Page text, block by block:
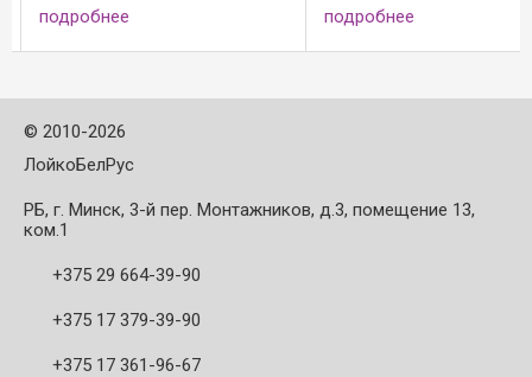
подробнее
пазов в массивной
подробнее
© 2010-2026
ЛойкоБелРус
РБ, г. Минск, 3-й пер. Монтажников, д.3, помещение 13,
ком.1
+375 29 664-39-90
+375 17 379-39-90
+375 17 361-96-67